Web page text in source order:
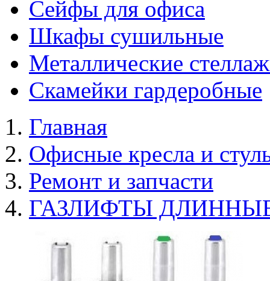
Сейфы для офиса
Шкафы сушильные
Металлические
Скамейки гардеробные
Главная
Офисные кресла и
Ремонт и запчасти
ГАЗЛИФТЫ